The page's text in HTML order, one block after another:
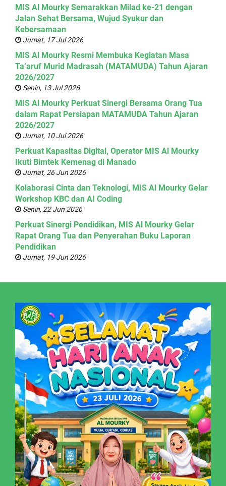
MIS Al Mourky Semarakkan Milad ke-21 dengan
Jalan Sehat Bersama, Wujud Syukur dan
Kebersamaan
Jumat, 17 Jul 2026
MIS Al Mourky Resmi Membuka Kegiatan Masa
Ta’aruf Murid Madrasah (MATAMUDA) Tahun Ajaran
2026/2027
Senin, 13 Jul 2026
MIS Al Mourky Perkuat Sinergi Bersama Orang Tua
dalam Rapat Persiapan MATAMUDA Tahun Ajaran
2026/2027
Jumat, 10 Jul 2026
Perkuat Kapasitas Digital, Operator MIS Al Mourky
Ikuti Bimtek Kemenag di Manado
Jumat, 26 Jun 2026
Kolaborasi Cinta dan Teknologi, MIS Al Mourky Gelar
Workshop KBC dan AI Coding
Senin, 22 Jun 2026
Perkuat Sinergi Pendidikan, MIS Al Mourky Gelar
Rapat Orang Tua dan Penyerahan Buku Laporan
Pendidikan
Jumat, 19 Jun 2026